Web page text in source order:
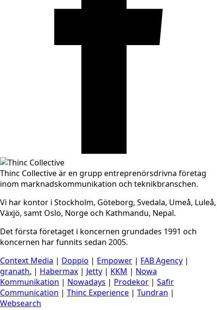
Thinc Collective är en grupp entreprenörsdrivna företag
inom marknadskommunikation och teknikbranschen.
Vi har kontor i Stockholm, Göteborg, Svedala, Umeå, Luleå,
Växjö, samt Oslo, Norge och Kathmandu, Nepal.
Det första företaget i koncernen grundades 1991 och
koncernen har funnits sedan 2005.
Context Media | Doppio | Empower | FAB Agency |
granath. | Habermax | Jetty | KKM | Nowa
Kommunikation | Nowadays | Prodekor | Safir
Communication | Thinc Experience | Tundran |
Websearch